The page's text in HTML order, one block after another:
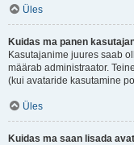
Üles
Kuidas ma panen
Kasutajanime juures saab
määrab administraator.
(kui avataride kasutamine
Üles
Kuidas ma saan lisada